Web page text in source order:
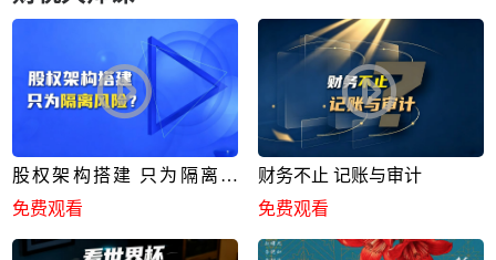
股权架构搭建 只为隔离风
险？
免费观看
财务不止 记账与审计
免费观看